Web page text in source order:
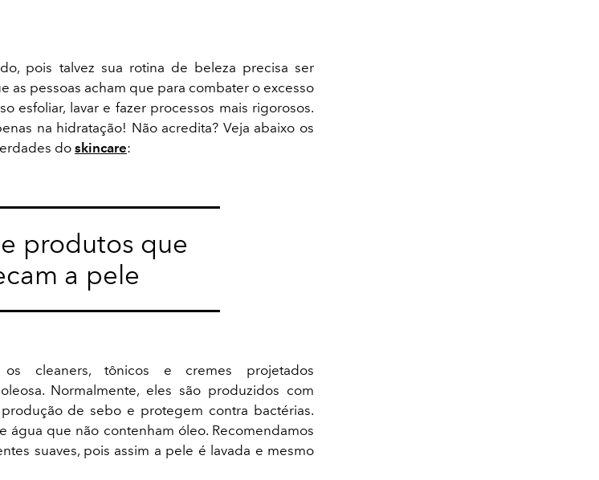
pois talvez sua rotina de beleza precisa ser
as pessoas acham que para combater o excesso
esfoliar, lavar e fazer processos mais rigorosos.
na hidratação! Não acredita? Veja abaixo os
do skincare:
produtos que
a pele
cleaners, tônicos e cremes projetados
Normalmente, eles são produzidos com
de sebo e protegem contra bactérias.
água que não contenham óleo. Recomendamos
suaves, pois assim a pele é lavada e mesmo